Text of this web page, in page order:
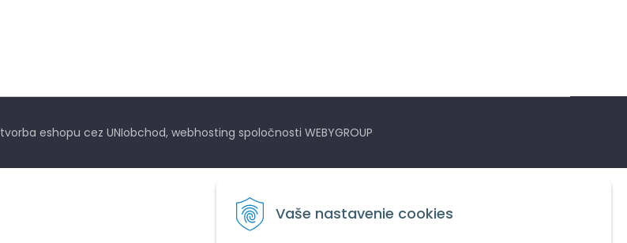
Vaše nastavenie cookies
tvorba eshopu cez UNIobchod, webhosting spoločnosti WEBYGROUP